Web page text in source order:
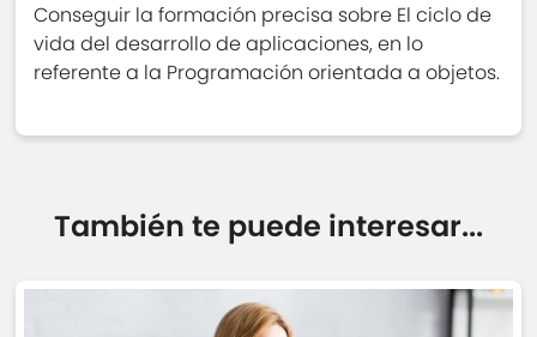
Conseguir la formación precisa sobre El ciclo de
vida del desarrollo de aplicaciones, en lo
referente a la Programación orientada a objetos.
También te puede interesar...